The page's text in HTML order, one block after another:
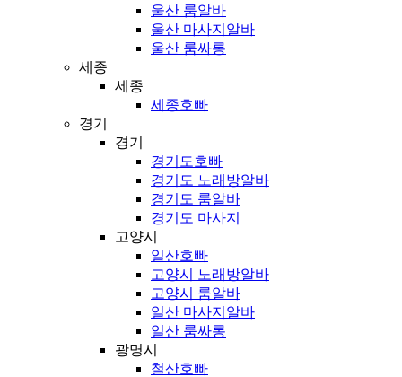
울산 룸알바
울산 마사지알바
울산 룸싸롱
세종
세종
세종호빠
경기
경기
경기도호빠
경기도 노래방알바
경기도 룸알바
경기도 마사지
고양시
일산호빠
고양시 노래방알바
고양시 룸알바
일산 마사지알바
일산 룸싸롱
광명시
철산호빠